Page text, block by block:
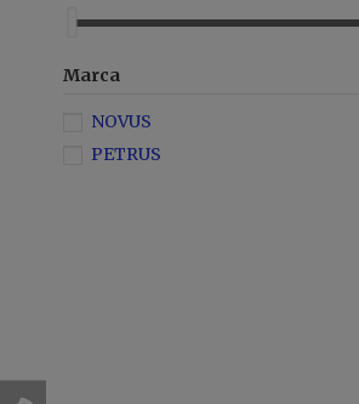
Marca
NOVUS
PETRUS